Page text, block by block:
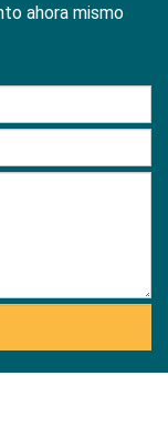
ahora mismo